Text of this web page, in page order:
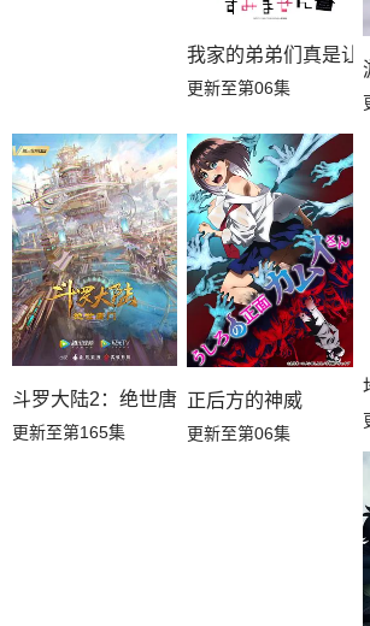
我家的弟弟们真是让
更新至第06集
斗罗大陆2：绝世唐门
更新至第165集
正后方的神威
更新至第06集